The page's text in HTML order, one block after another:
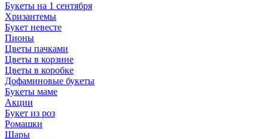
Букеты на 1 сентября
Хризантемы
Букет невесте
Пионы
Цветы пачками
Цветы в корзине
Цветы в коробке
Дофаминовые букеты
Букеты маме
Акции
Букет из роз
Ромашки
Шары